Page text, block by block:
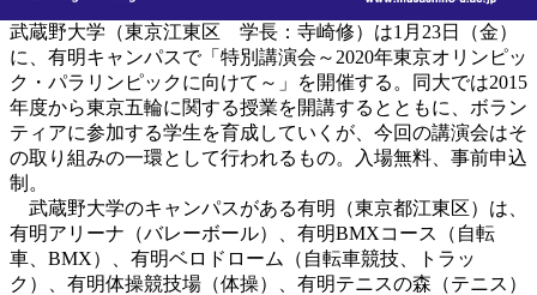
武蔵野大学（東京江東区 学長：寺崎修）は1月23日（金）
に、有明キャンパスで「特別講演会～2020年東京オリンピッ
ク・パラリンピックに向けて～」を開催する。同大では2015
年度から東京五輪に関する授業を開講するとともに、ボラン
ティアに参加する学生を育成していくが、今回の講演会はそ
の取り組みの一環として行われるもの。入場無料、事前申込
制。
武蔵野大学のキャンパスがある有明（東京都江東区）は、
有明アリーナ（バレーボール）、有明BMXコース（自転
車、BMX）、有明ベロドローム（自転車競技、トラッ
ク）、有明体操競技場（体操）、有明テニスの森（テニス）